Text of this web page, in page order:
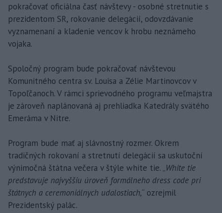
pokračovať oficiálna časť návštevy - osobné stretnutie s
prezidentom SR, rokovanie delegácií, odovzdávanie
vyznamenaní a kladenie vencov k hrobu neznámeho
vojaka.
Spoločný program bude pokračovať návštevou
Komunitného centra sv. Louisa a Zélie Martinovcov v
Topoľčanoch. V rámci sprievodného programu veľmajstra
je zároveň naplánovaná aj prehliadka Katedrály svätého
Emeráma v Nitre.
Program bude mať aj slávnostný rozmer. Okrem
tradičných rokovaní a stretnutí delegácií sa uskutoční
výnimočná štátna večera v štýle white tie. „White tie
predstavuje najvyššiu úroveň formálneho dress code pri
štátnych a ceremoniálnych udalostiach,“ ozrejmil
Prezidentský palác.